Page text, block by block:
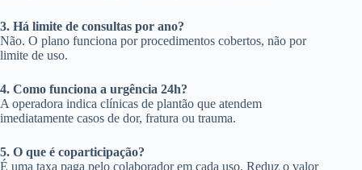
3. Há limite de consultas por ano?
Não. O plano funciona por procedimentos cobertos, não por
limite de uso.
4. Como funciona a urgência 24h?
A operadora indica clínicas de plantão que atendem
imediatamente casos de dor, fratura ou trauma.
5. O que é coparticipação?
É uma taxa paga pelo colaborador em cada uso. Reduz o valor